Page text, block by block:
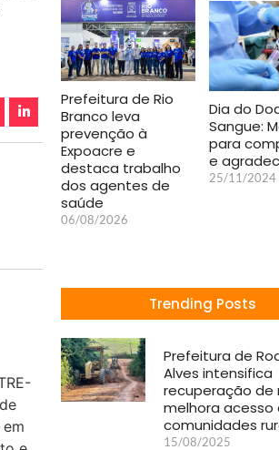
Prefeitura de Rio
Branco leva
prevenção à
Expoacre e
destaca trabalho
dos agentes de
saúde
06/08/2026
Dia do
Sangue:
para
e
25/11/2024
Trending Posts
Prefeitura de
Alves intensifica
recuperação de
melhora acesso
comunidades
15/08/2025